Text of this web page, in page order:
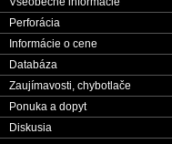
Perforácia
Informácie o cene
Databáza
Zaujímavosti, chybotlače
Ponuka a dopyt
Diskusia